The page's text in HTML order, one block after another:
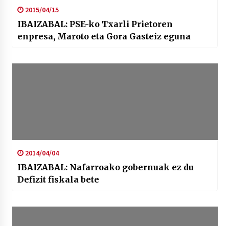
2015/04/15
IBAIZABAL: PSE-ko Txarli Prietoren
enpresa, Maroto eta Gora Gasteiz eguna
2014/04/04
IBAIZABAL: Nafarroako gobernuak ez du
Defizit fiskala bete